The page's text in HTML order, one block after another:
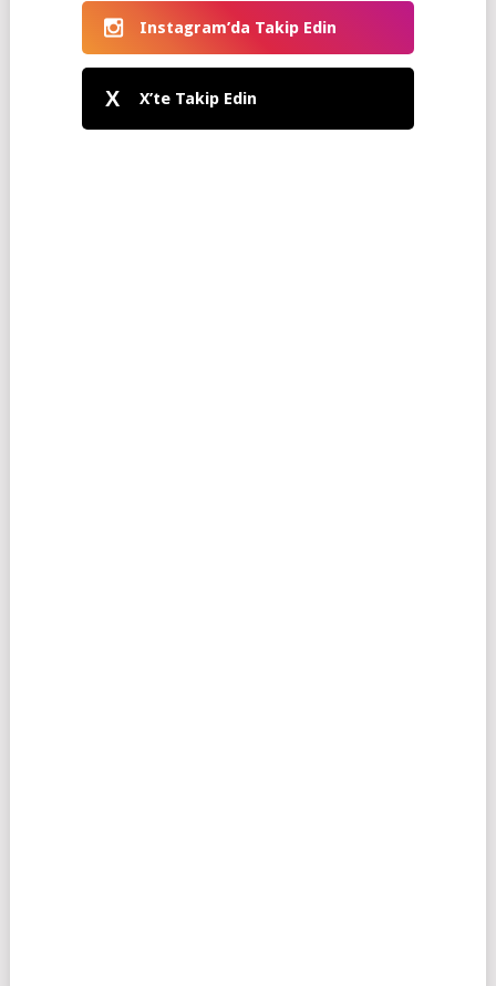
Instagram’da Takip Edin
X X’te Takip Edin